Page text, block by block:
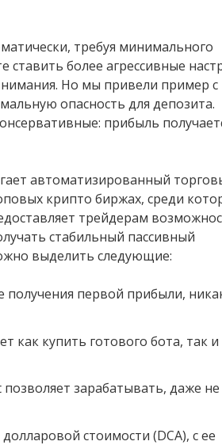
требуя минимального
ставить более агрессивные
Но мы привели пример с
опасность для депозита.
прибыль
автоматизированный
крипто биржах, среди
трейдерам
стабильный пассивный
выделить следующие:
получения первой прибыли,
как купить готового бота, так и
зарабатывать, даже не
стоимости (DCA), с ее